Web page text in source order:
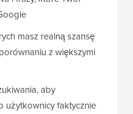
masz realną szansę
z większymi
aby
użytkownicy faktycznie